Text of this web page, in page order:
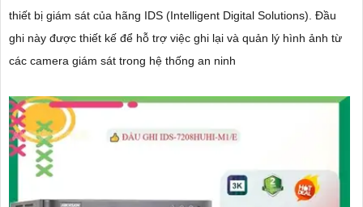
thiết bị giám sát của hãng IDS (Intelligent Digital Solutions). Đầu
ghi này được thiết kế để hỗ trợ việc ghi lại và quản lý hình ảnh từ
các camera giám sát trong hệ thống an ninh